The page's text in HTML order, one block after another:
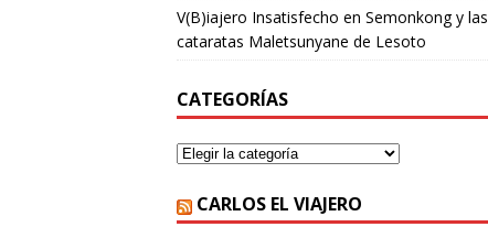
V(B)iajero Insatisfecho en Semonkong y las
cataratas Maletsunyane de Lesoto
CATEGORÍAS
CARLOS EL VIAJERO